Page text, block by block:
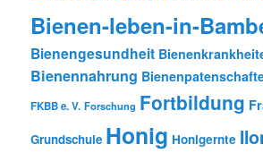
Bienen-leben-in-
Bienengesundheit
Bienennahrung
FKBB e. V. Forschung Fortbildung
Grundschule Honig Honigernte